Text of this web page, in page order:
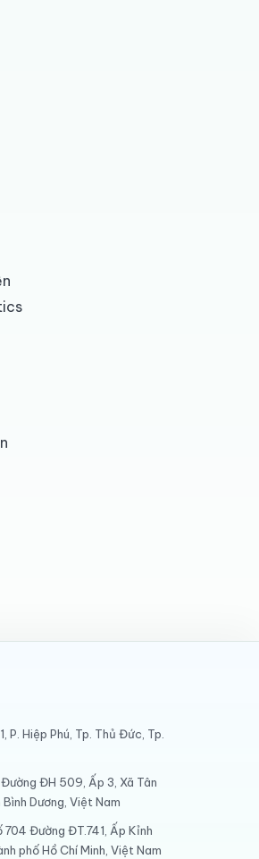
P. Hiệp Phú, Tp. Thủ Đức, Tp.
ĐH 509, Ấp 3, Xã Tân
Dương, Việt Nam
Đường ĐT.741, Ấp Kỉnh
phố Hồ Chí Minh, Việt Nam